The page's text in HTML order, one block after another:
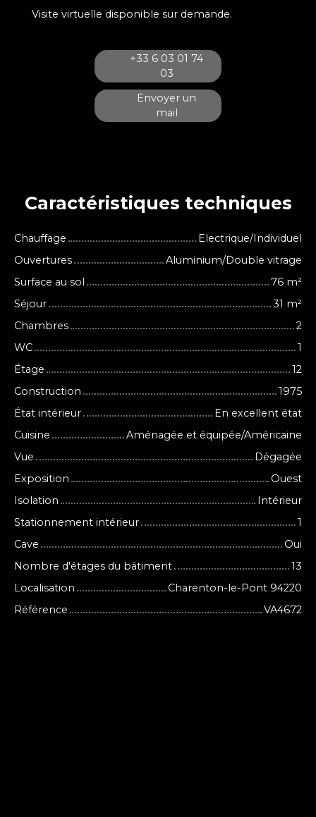
Visite virtuelle disponible sur demande.
+33 6 03 01 74
03
Envoyer un
mail
Caractéristiques techniques
Chauffage
Electrique/Individuel
Ouvertures
Aluminium/Double vitrage
Surface au sol
76 m²
Séjour
31 m²
Chambres
2
WC
1
Étage
12
Construction
1975
État intérieur
En excellent état
Cuisine
Aménagée et équipée/Américaine
Vue
Dégagée
Exposition
Ouest
Isolation
Intérieur
Stationnement intérieur
1
Cave
Oui
Nombre d'étages du bâtiment
13
Localisation
Charenton-le-Pont 94220
Référence
VA4672